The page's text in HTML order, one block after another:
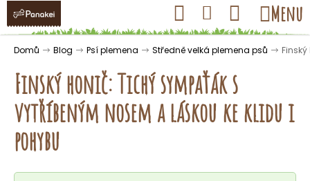
Přejít
obsah
Hledat Přihlášení
Nákupní
košík
Menu
Domů Blog Psí plemena Středně velká plemena psů
Finský honič: Tichý sympaťák s
vytříbeným nosem a láskou ke klidu i
pohybu
K
o Zpět
Zpět
C
o
p